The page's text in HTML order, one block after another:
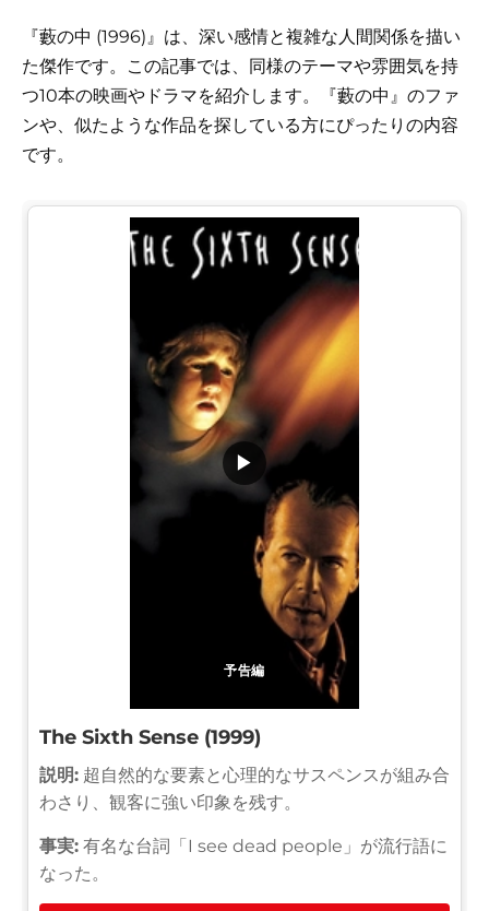
『藪の中 (1996)』は、深い感情と複雑な人間関係を描い
た傑作です。この記事では、同様のテーマや雰囲気を持
つ10本の映画やドラマを紹介します。『藪の中』のファ
ンや、似たような作品を探している方にぴったりの内容
です。
予告編
▶
The Sixth Sense (1999)
説明: 超自然的な要素と心理的なサスペンスが組み合
わさり、観客に強い印象を残す。
事実: 有名な台詞「I see dead people」が流行語に
なった。